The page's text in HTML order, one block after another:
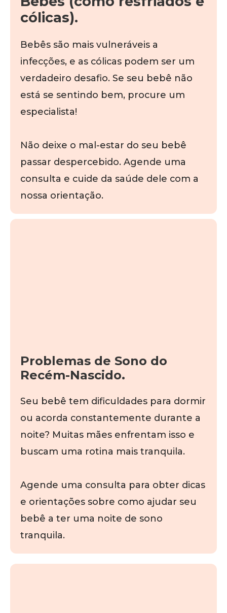
cólicas).
Bebês são mais vulneráveis a
infecções, e as cólicas podem ser um
verdadeiro desafio. Se seu bebê não
está se sentindo bem, procure um
especialista!
Não deixe o mal-estar do seu bebê
passar despercebido. Agende uma
consulta e cuide da saúde dele com a
nossa orientação.
Problemas de Sono do
Recém-Nascido.
Seu bebê tem dificuldades para dormir
ou acorda constantemente durante a
noite? Muitas mães enfrentam isso e
buscam uma rotina mais tranquila.
Agende uma consulta para obter dicas
e orientações sobre como ajudar seu
bebê a ter uma noite de sono
tranquila.